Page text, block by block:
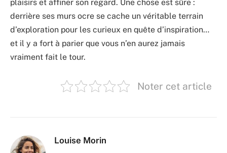
plaisirs et affiner son regard. Une chose est sûre :
derrière ses murs ocre se cache un véritable terrain
d’exploration pour les curieux en quête d’inspiration…
et il y a fort à parier que vous n’en aurez jamais
vraiment fait le tour.
Noter cet article
Louise Morin